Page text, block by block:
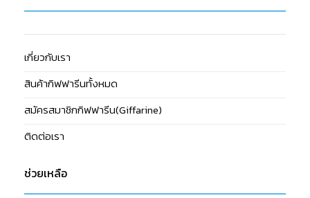
เกี่ยวกับเรา
สินค้ากิฟฟารีนทั้งหมด
สมัครสมาชิกกิฟฟารีน(Giffarine)
ติดต่อเรา
ช่วยเหลือ